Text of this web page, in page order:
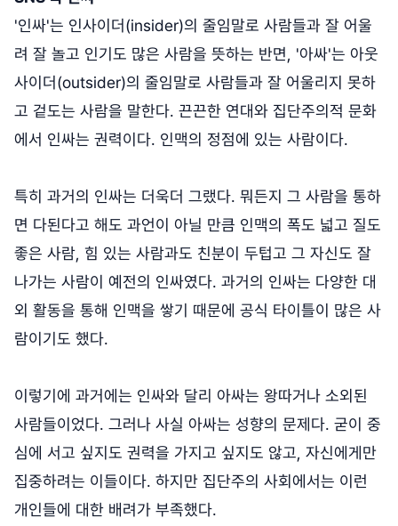
'인싸'는 인사이더(insider)의 줄임말로 사람들과 잘 어울
려 잘 놀고 인기도 많은 사람을 뜻하는 반면, '아싸'는 아웃
사이더(outsider)의 줄임말로 사람들과 잘 어울리지 못하
고 겉도는 사람을 말한다. 끈끈한 연대와 집단주의적 문화
에서 인싸는 권력이다. 인맥의 정점에 있는 사람이다.
특히 과거의 인싸는 더욱더 그랬다. 뭐든지 그 사람을 통하
면 다된다고 해도 과언이 아닐 만큼 인맥의 폭도 넓고 질도
좋은 사람, 힘 있는 사람과도 친분이 두텁고 그 자신도 잘
나가는 사람이 예전의 인싸였다. 과거의 인싸는 다양한 대
외 활동을 통해 인맥을 쌓기 때문에 공식 타이틀이 많은 사
람이기도 했다.
이렇기에 과거에는 인싸와 달리 아싸는 왕따거나 소외된
사람들이었다. 그러나 사실 아싸는 성향의 문제다. 굳이 중
심에 서고 싶지도 권력을 가지고 싶지도 않고, 자신에게만
집중하려는 이들이다. 하지만 집단주의 사회에서는 이런
개인들에 대한 배려가 부족했다.